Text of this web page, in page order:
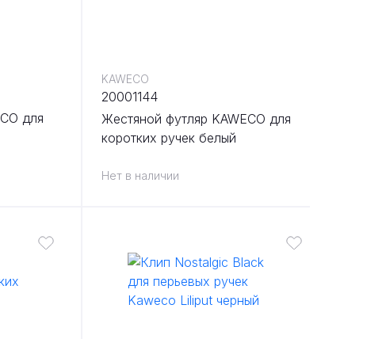
для
Нет в наличии
Жестяной футляр KAWECO для
коротких ручек белый
KAWECO
20001144